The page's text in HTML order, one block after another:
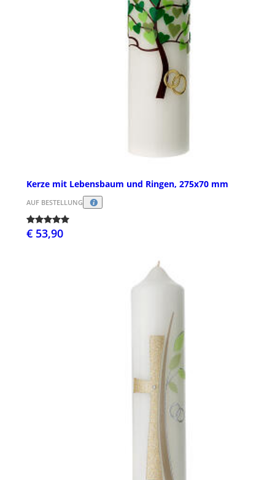
Kerze mit Lebensbaum und Ringen, 275x70 mm
AUF BESTELLUNG
€ 53,90